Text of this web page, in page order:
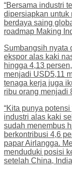
“Bersama industri
dipersiapkan untuk
berdaya saing
roadmap Making
Sumbangsih nyata
ekspor alas kaki
hingga 4,13
menjadi USD5,11
tenaga kerja juga
ribu orang menjadi
“Kita punya
industri alas kaki
sudah menembus
berkontribusi 4,6
papar Airlangga.
menduduki posisi
setelah China,